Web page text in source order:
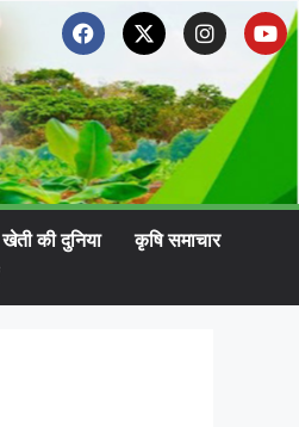
खेती की दुनिया
कृषि समाचार